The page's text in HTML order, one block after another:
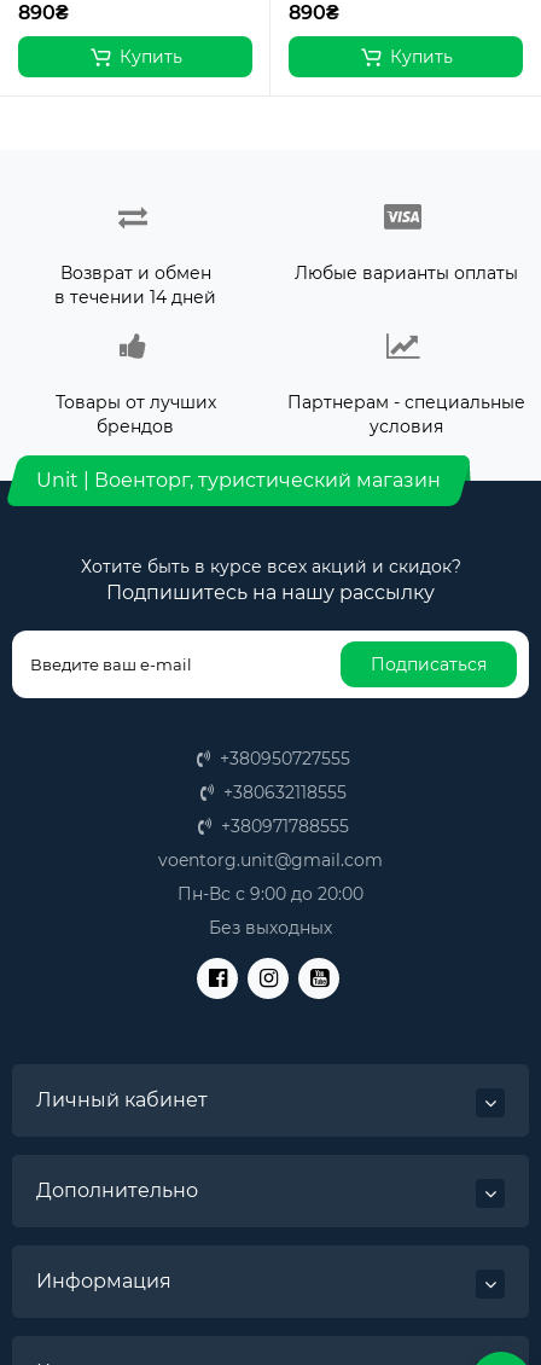
890₴
Купить
890₴
Купить
Возврат и обмен
в течении 14 дней
Любые варианты оплаты
Товары от лучших
брендов
Партнерам - специальные
условия
Unit | Военторг, туристический магазин
Хотите быть в курсе всех акций и скидок?
Подпишитесь на нашу рассылку
Подписаться
+380950727555
+380632118555
+380971788555
voentorg.unit@gmail.com
Пн-Вс с 9:00 до 20:00
Без выходных
Личный кабинет
Дополнительно
Информация